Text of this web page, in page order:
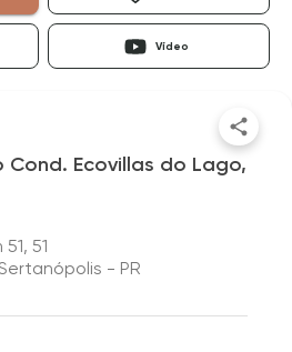
Vídeo
Cond. Ecovillas do Lago,
51
- PR